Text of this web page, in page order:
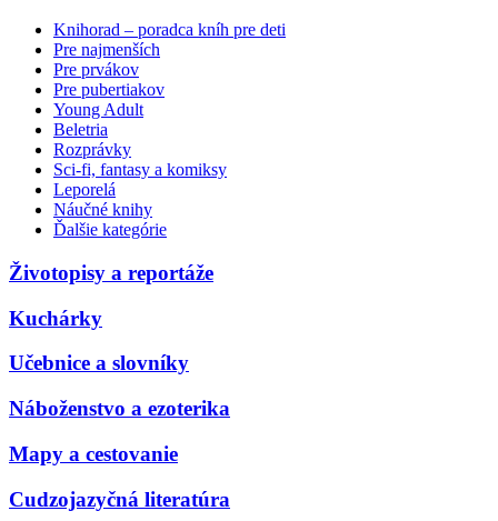
Knihorad – poradca kníh pre deti
Pre najmenších
Pre prvákov
Pre pubertiakov
Young Adult
Beletria
Rozprávky
Sci-fi, fantasy a komiksy
Leporelá
Náučné knihy
Ďalšie kategórie
Životopisy a reportáže
Kuchárky
Učebnice a slovníky
Náboženstvo a ezoterika
Mapy a cestovanie
Cudzojazyčná literatúra